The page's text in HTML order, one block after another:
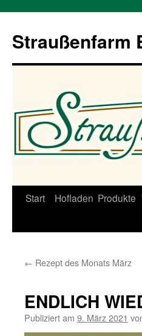
Straußenfarm
Zum
Start Hofladen Produkte
← Rezept des Monats März
ENDLICH
Publiziert am 9. März 2021